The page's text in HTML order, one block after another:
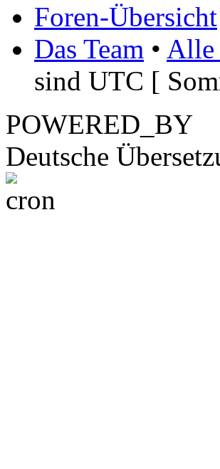
Foren-Übersicht
Das Team • Alle
sind UTC [
POWERED_BY
Deutsche